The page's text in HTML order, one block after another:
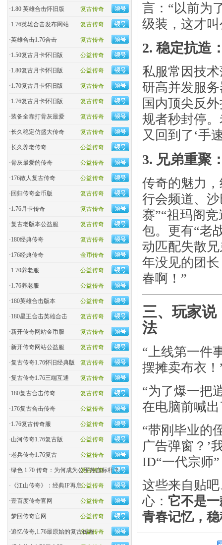
复古传奇
·1.80 英雄合击怀旧版
复古传奇
·1.76英雄合击发布网站
复古传奇
·英雄合击1.76合击
公益传奇
·1.50复古月卡怀旧版
公益传奇
·1.80复古月卡怀旧版
复古传奇
·1.70复古月卡怀旧版
复古传奇
·1.76复古月卡怀旧版
复古传奇
·装备全靠打骨灰最爱
复古传奇
·长久稳定仿盛大传奇
公益传奇
·长久养老传奇
公益传奇
·骨灰最爱的传奇
公益传奇
·176散人复古传奇
复古传奇
· 回归传奇金币版
复古传奇
·1.76月卡传奇
复古传奇
·复古老版本公益服
复古传奇
·180经典传奇
金币传奇
·176经典传奇
公益传奇
·1.70养老服
公益传奇
·1.76养老服
公益传奇
·180英雄合击版本
复古传奇
·180星王合击英雄合击
复古传奇
·新开传奇网站金币服
复古传奇
·新开传奇网站公益服
复古传奇
·复古传奇1.76怀旧经典版
复古传奇
·复古传奇1.76三端互通
复古传奇
·180复古合击传奇
公益传奇
·176复古合击传奇
公益传奇
·1.76复古传奇服
公益传奇
·山河传奇1.76复古版
公益传奇
·老兵传奇1.76复古
复古传奇
·绿色 1.70 传奇：为何成为公平热血标杆？
公益传奇
· 《江山传奇》：经典IP再启
公益传奇
·壹百度传奇官网
公益传奇
·梦回传奇官网
公益传奇
·追忆传奇,1.76最原始的复古传奇
言：“以前为
级装，这才
2. ​稳定抗造
私服常因技
研高并发服
国内顶尖反
规者秒封停
又回到了‘手
3. ​ 兄弟重聚
传奇的魅力
行会频道、
赛”“祖玛阁
包。更有“老
动匹配失散
年没见的团
春啊！”
三、玩家说
法
“上线第一件
摆摊卖布衣
“为了爆一把
在电脑前喊
“带刚毕业的
广告弹窗？’
ID“一代宗师
这些来自贴
心：​ 它不是
青春记忆，